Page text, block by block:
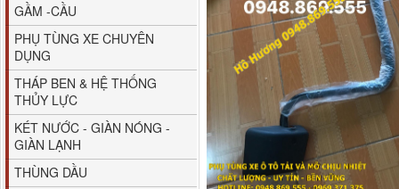
GẦM -CẦU
PHỤ TÙNG XE CHUYÊN
DỤNG
THÁP BEN & HỆ THỐNG
THỦY LỰC
KÉT NƯỚC - GIÀN NÓNG -
GIÀN LẠNH
THÙNG DẦU
80YHCB-60 Bơm xăng
dầu 60m3/h...